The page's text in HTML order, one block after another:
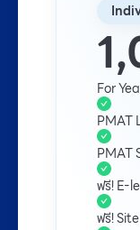
For
PMAT
PMAT
ฟรี! E-
ฟรี!